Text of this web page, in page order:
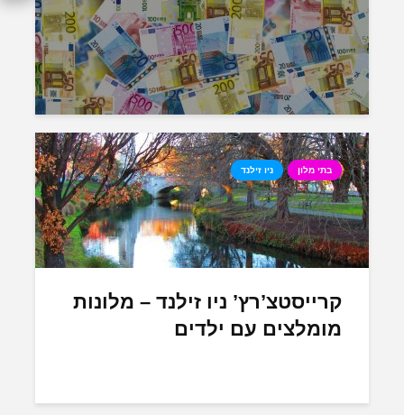
בתי מלון ניו זילנד
קרייסטצ’רץ’ ניו זילנד – מלונות
מומלצים עם ילדים